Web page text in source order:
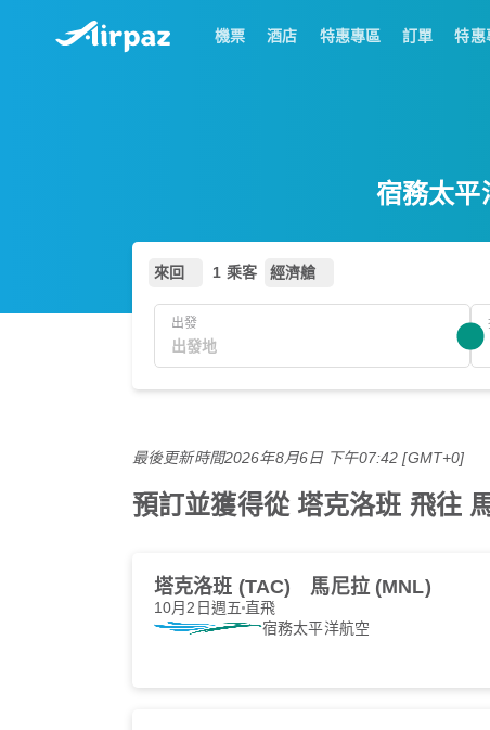
機票 酒店 特惠專區 訂單 特惠
宿務太
來回 1 乘客 經濟艙
出發
最後更新時間2026年8月6日 下午07:42 [GMT+0]
預訂並獲得從 塔克洛班 飛往
塔克洛班 (TAC) 馬尼拉 (MNL)
10月2日週五 直飛
宿務太平洋航空